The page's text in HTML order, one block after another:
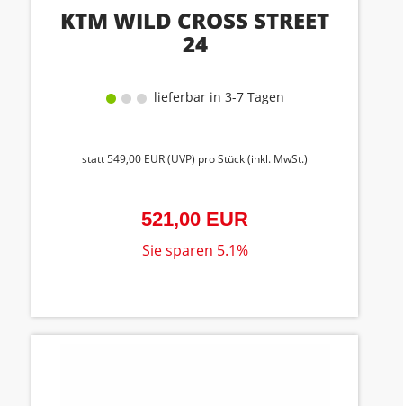
KTM WILD CROSS STREET
24
lieferbar in 3-7 Tagen
statt549,00 EUR(UVP) pro Stück (inkl. MwSt.)
521,00 EUR
Sie sparen 5.1%